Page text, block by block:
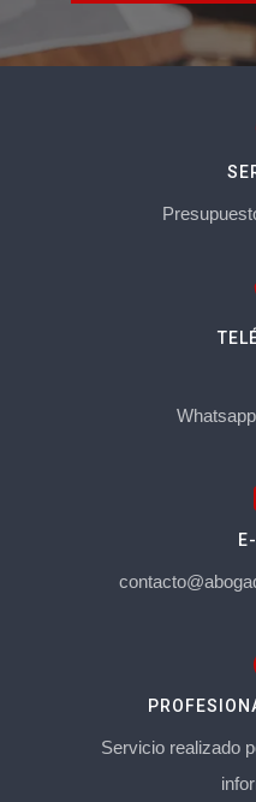
Servicio realizado